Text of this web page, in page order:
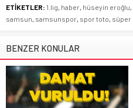
ETİKETLER: 1.lig, haber, hüseyin eroğlu,
samsun, samsunspor, spor toto, süper
BENZER KONULAR